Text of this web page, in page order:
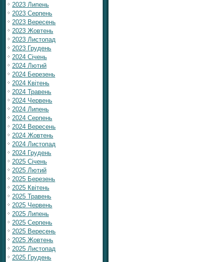
2023 Липень
2023 Серпень
2023 Вересень
2023 Жовтень
2023 Листопад
2023 Грудень
2024 Січень
2024 Лютий
2024 Березень
2024 Квітень
2024 Травень
2024 Червень
2024 Липень
2024 Серпень
2024 Вересень
2024 Жовтень
2024 Листопад
2024 Грудень
2025 Січень
2025 Лютий
2025 Березень
2025 Квітень
2025 Травень
2025 Червень
2025 Липень
2025 Серпень
2025 Вересень
2025 Жовтень
2025 Листопад
2025 Грудень